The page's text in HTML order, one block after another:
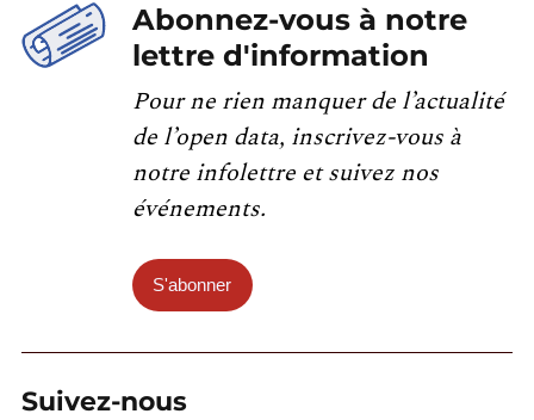
Abonnez-vous à notre
lettre d'information
Pour ne rien manquer de l’actualité
de l’open data, inscrivez-vous à
notre infolettre et suivez nos
événements.
S'abonner
Suivez-nous